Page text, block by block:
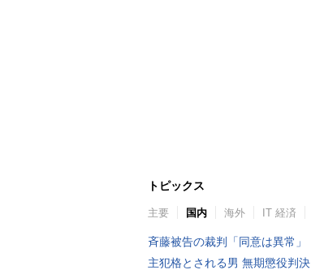
トピックス
主要 国内 海外 IT 経済
斉藤被告の裁判「同意は異常」
主犯格とされる男 無期懲役判決